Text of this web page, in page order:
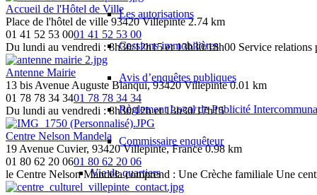
Les autorisations
Cessions immobilières
Avis d’enquêtes publiques
Règlement Local de Publicité
Commissaire enquêteur
Vie de quartiers
Service des affaires scolaires - Guichet unique enfance - Education
16-32, avenue Paul Vaillant-Couturier, 9320 Villepinte
01 78 78 34 3301 78 78 34 33
Pendant la période estivale, le service Guichet Unique (Centre
Service des Personnes à Mobilité Réduite (PMR)
Villepinte
01 41 52 53 0601 41 52 53 06
Centre administratif – Bâtiment D Du lundi au vendredi : 8h30/11h45
Service des sports
Rue Pierre Audat, Villepinte
01 43 84 84 5101 43 84 84 51
Lundi au vendredi : 8h30/12h et 13h30/17h15 Ouverture les deux
Accueil de l'Hôtel de Ville
Place de l'hôtel de ville 93420 Villepinte 2.74 km
01 41 52 53 0001 41 52 53 00
Du lundi au vendredi : 8h30/12h15 et 13h30/18h00 Service
Antenne Mairie
13 bis Avenue Auguste Blanqui, 93420 Villepinte 0.01 km
01 78 78 34 3401 78 78 34 34
Du lundi au vendredi : 8h30/12h et 13h30/17h15
Centre Nelson Mandela
19 Avenue Cuvier, 93420 Villepinte, France 0.98 km
01 80 62 20 0601 80 62 20 06
le Centre Nelson Mandela comprend : Une Crèche familiale Une